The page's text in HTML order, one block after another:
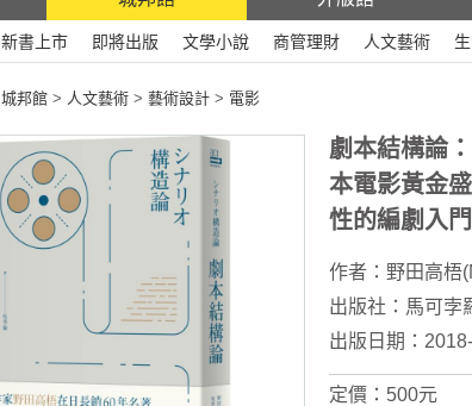
新書上市 即將出版 文學小說 商管理財 人文藝術
城邦館 > 人文藝術 > 藝術設計 > 電影
劇本結構論
本電影黃金
性的編劇入
作者： 野田高梧
出版社： 馬可孛
出版日期：
定價：500元